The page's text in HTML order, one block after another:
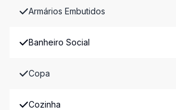
Armários Embutidos
Banheiro Social
Copa
Cozinha